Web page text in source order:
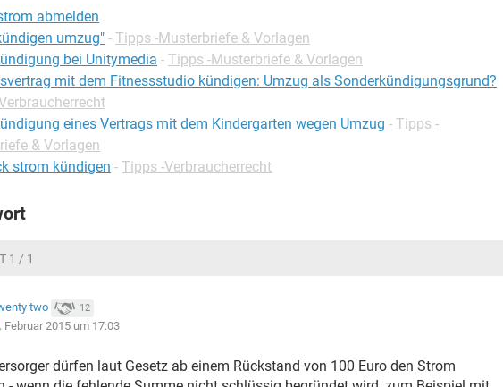
abmelden
umzug" - Tipps -Musterbriefe & Vorlagen
bei Unitymedia - Tipps -Musterbriefe & Vorlagen
mit dem Fitnessstudio kündigen: Umzug als Sonderkündigungsgrund?
eines Vertrags mit dem Kindergarten wegen Umzug - Tipps -
& Vorlagen
strom kündigen - Tipps -Verbraucherrecht
1 / 1
two 12
Februar 2015 um 17:03
dürfen laut Gesetz ab einem Rückstand von 100 Euro den Strom